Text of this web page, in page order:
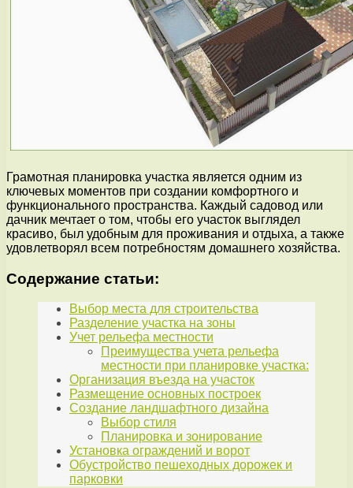
Грамотная планировка участка является одним из
ключевых моментов при создании комфортного и
функционального пространства. Каждый садовод или
дачник мечтает о том, чтобы его участок выглядел
красиво, был удобным для проживания и отдыха, а также
удовлетворял всем потребностям домашнего хозяйства.
Содержание статьи:
Выбор места для строительства
Разделение участка на зоны
Учет рельефа местности
Преимущества учета рельефа
местности при планировке участка:
Организация въезда на участок
Размещение основных построек
Создание ландшафтного дизайна
Выбор стиля
Планировка и зонирование
Установка ограждений и ворот
Обустройство пешеходных дорожек и
парковки